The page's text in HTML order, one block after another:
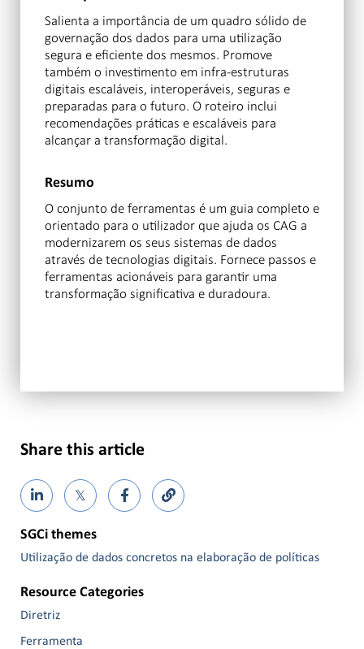
Salienta a importância de um quadro sólido de
governação dos dados para uma utilização
segura e eficiente dos mesmos. Promove
também o investimento em infra-estruturas
digitais escaláveis, interoperáveis, seguras e
preparadas para o futuro. O roteiro inclui
recomendações práticas e escaláveis para
alcançar a transformação digital.
Resumo
O conjunto de ferramentas é um guia completo e
orientado para o utilizador que ajuda os CAG a
modernizarem os seus sistemas de dados
através de tecnologias digitais. Fornece passos e
ferramentas acionáveis para garantir uma
transformação significativa e duradoura.
Share this article
𝕏
SGCi themes
Utilização de dados concretos na elaboração de políticas
Resource Categories
Diretriz
Ferramenta